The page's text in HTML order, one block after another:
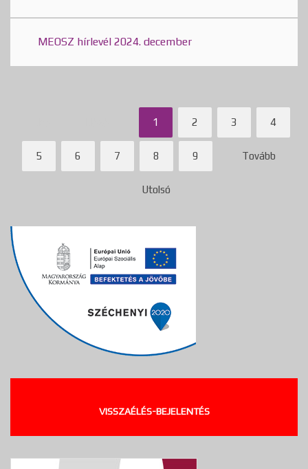
MEOSZ hírlevél 2024. december
1 2 3 4
5 6 7 8 9 Tovább
Utolsó
VISSZAÉLÉS-BEJELENTÉS